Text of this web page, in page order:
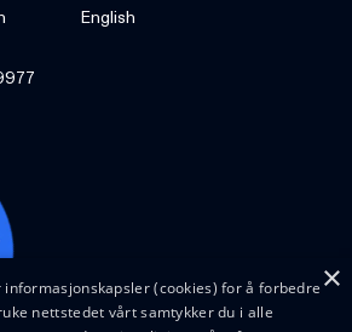
English
×
(cookies) for å forbedre
nettstedet vårt samtykker du i alle